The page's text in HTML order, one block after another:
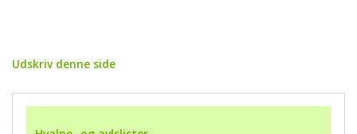
Udskriv denne side